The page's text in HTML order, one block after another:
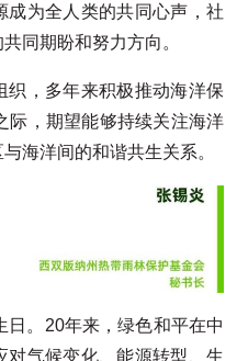
成为全人类的共同心声，社
同期盼和努力方向。
织，多年来积极推动海洋保
际，期望能够持续关注海洋
海洋间的和谐共生关系。
。20年来，绿色和平在中
对气候变化、能源转型、生